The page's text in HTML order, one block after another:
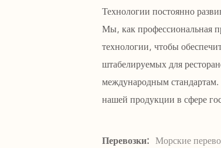
Технологии постоянно
Мы, как профессиональная
технологии, чтобы
штабелируемых для
международным
нашей продукции в сфере
Перевозки: Морские